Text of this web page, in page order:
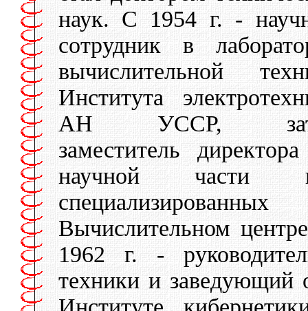
наук. С 1954 г. -
сотрудник в
вычислительной
Института
АН УССР,
заместитель
научной части
Вычислительном
1962 г. -
техники и